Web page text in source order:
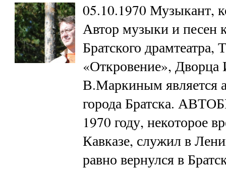
05.10.1970 Музыкант,
Автор музыки и песен
Братского драмтеатра,
«Откровение», Дворца
В.Маркиным является
города Братска.
1970 году, некоторое
Кавказе, служил в
равно вернулся в